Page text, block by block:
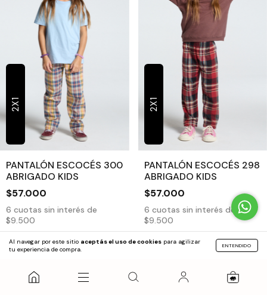
Al navegar por este sitio aceptás el uso de cookies para agilizar
tu experiencia de compra.
ENTENDIDO
0
2X1
PANTALÓN ESCOCÉS 300
ABRIGADO KIDS
$57.000
6 cuotas sin interés de
$9.500
COMPRAR
2X1
PANTALÓN ESCOCÉS 298
ABRIGADO KIDS
$57.000
6 cuotas sin interés de
$9.500
COMPRAR